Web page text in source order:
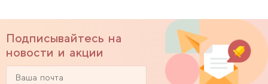
Подписывайтесь на
новости и акции